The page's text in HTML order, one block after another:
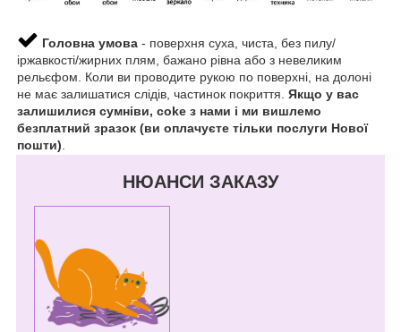
Головна умова - поверхня суха, чиста, без пилу/
іржавкості/жирних плям, бажано рівна або з невеликим
рельєфом. Коли ви проводите рукою по поверхні, на долоні
не має залишатися слідів, частинок покриття. Якщо у вас
залишилися сумніви, coke з нами і ми вишлемо
безплатний зразок (ви оплачуєте тільки послуги Нової
пошти).
НЮАНСИ ЗАКАЗУ